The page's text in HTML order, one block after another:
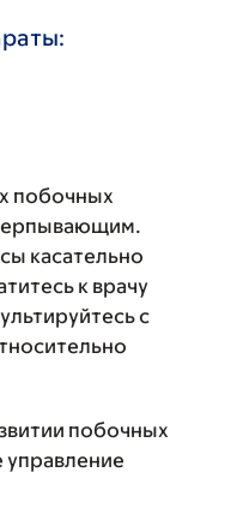
побочных
касательно
к врачу
с
побочных